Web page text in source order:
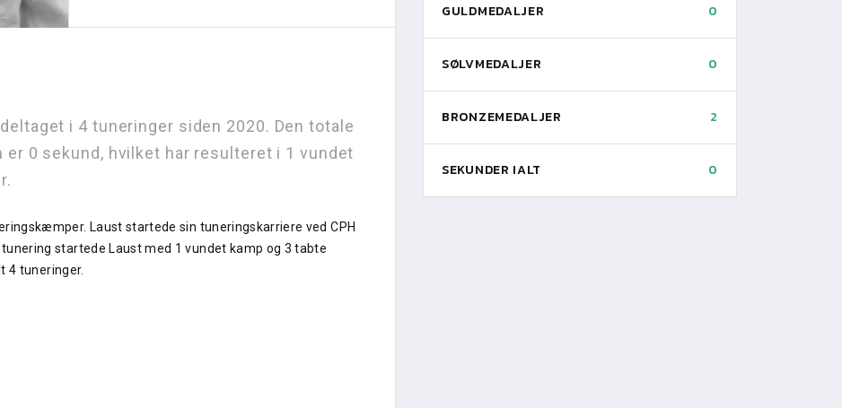
i 4 tuneringer siden 2020. Den totale
er 0 sekund, hvilket har resulteret i 1 vundet
Laust startede sin tuneringskarriere ved CPH
tunering startede Laust med 1 vundet kamp og 3 tabte
4 tuneringer.
GULDMEDALJER 0
SØLVMEDALJER 0
BRONZEMEDALJER 2
SEKUNDER IALT 0